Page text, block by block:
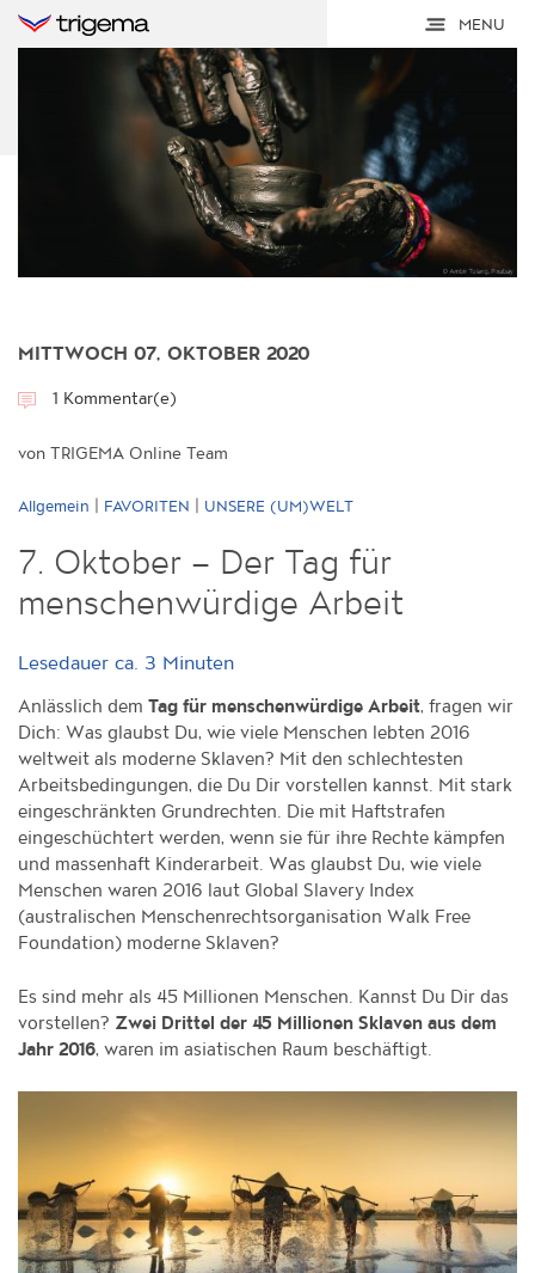
MENU
MITTWOCH 07, OKTOBER 2020
1 Kommentar(e)
von TRIGEMA Online Team
Allgemein FAVORITEN UNSERE (UM)WELT
7. Oktober – Der Tag für
menschenwürdige Arbeit
Lesedauer ca. 3 Minuten
Anlässlich dem Tag für menschenwürdige Arbeit, fragen wir
Dich: Was glaubst Du, wie viele Menschen lebten 2016
weltweit als moderne Sklaven? Mit den schlechtesten
Arbeitsbedingungen, die Du Dir vorstellen kannst. Mit stark
eingeschränkten Grundrechten. Die mit Haftstrafen
eingeschüchtert werden, wenn sie für ihre Rechte kämpfen
und massenhaft Kinderarbeit. Was glaubst Du, wie viele
Menschen waren 2016 laut Global Slavery Index
(australischen Menschenrechtsorganisation Walk Free
Foundation) moderne Sklaven?
Es sind mehr als 45 Millionen Menschen. Kannst Du Dir das
vorstellen? Zwei Drittel der 45 Millionen Sklaven aus dem
Jahr 2016, waren im asiatischen Raum beschäftigt.